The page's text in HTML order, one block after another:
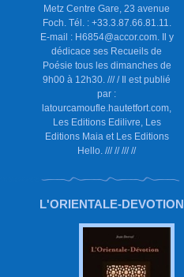
Metz Centre Gare, 23 avenue
Foch. Tél. : +33.3.87.66.81.11.
E-mail : H6854@accor.com. Il y
dédicace ses Recueils de
Poésie tous les dimanches de
9h00 à 12h30. /// / Il est publié
par :
latourcamoufle.hautetfort.com,
Les Editions Edilivre, Les
Editions Maia et Les Editions
Hello. /// // /// //
L'ORIENTALE-DEVOTION